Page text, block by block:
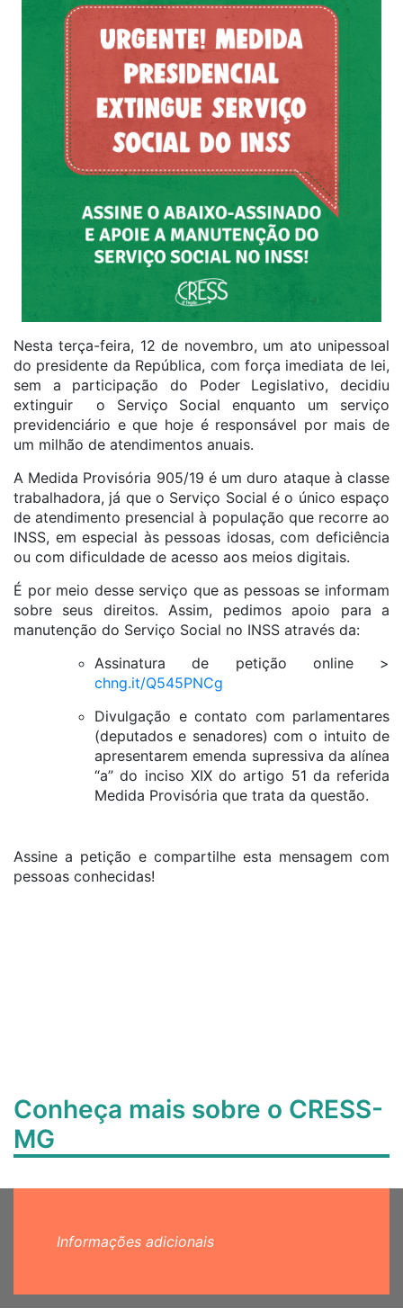
Nesta terça-feira, 12 de novembro, um ato unipessoal
do presidente da República, com força imediata de lei,
sem a participação do Poder Legislativo, decidiu
extinguir o Serviço Social enquanto um serviço
previdenciário e que hoje é responsável por mais de
um milhão de atendimentos anuais.
A Medida Provisória 905/19 é um duro ataque à classe
trabalhadora, já que o Serviço Social é o único espaço
de atendimento presencial à população que recorre ao
INSS, em especial às pessoas idosas, com deficiência
ou com dificuldade de acesso aos meios digitais.
É por meio desse serviço que as pessoas se informam
sobre seus direitos. Assim, pedimos apoio para a
manutenção do Serviço Social no INSS através da:
Assinatura de petição online >
chng.it/Q545PNCg
Divulgação e contato com parlamentares
(deputados e senadores) com o intuito de
apresentarem emenda supressiva da alínea
“a” do inciso XIX do artigo 51 da referida
Medida Provisória que trata da questão.
Assine a petição e compartilhe esta mensagem com
pessoas conhecidas!
Conheça mais sobre o CRESS-
MG
Informações adicionais